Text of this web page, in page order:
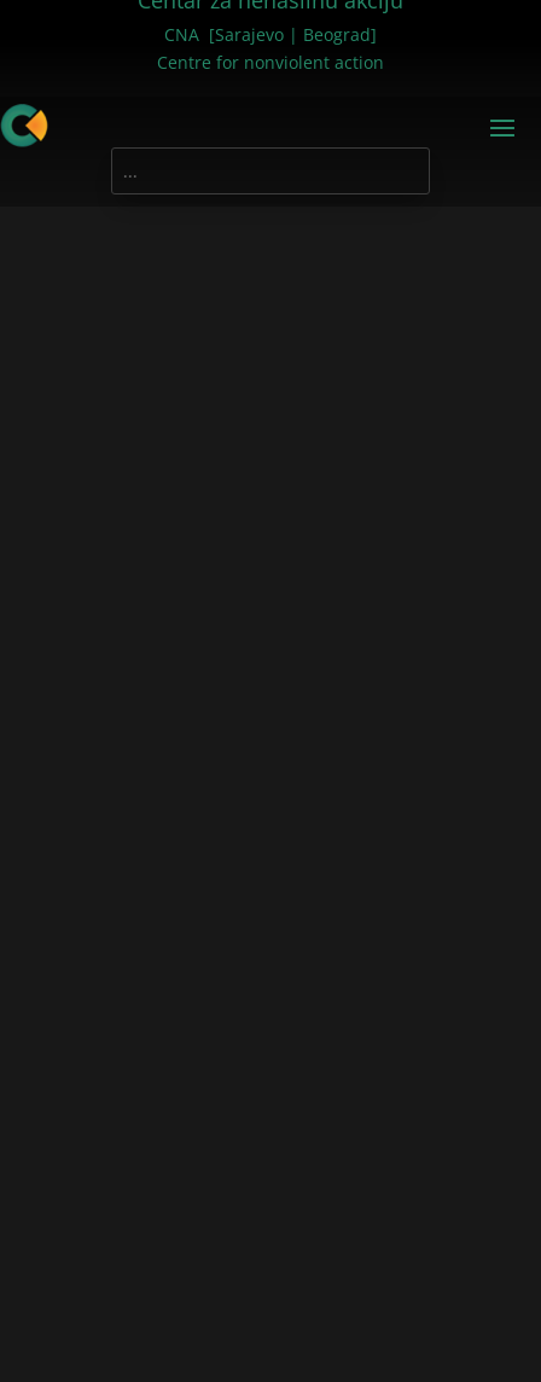
CNA [Sarajevo | Beograd]
Centre for nonviolent action